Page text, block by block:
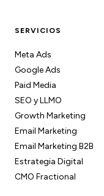
SERVICIOS
Meta Ads
Google Ads
Paid Media
SEO y LLMO
Growth Marketing
Email Marketing
Email Marketing B2B
Estrategia Digital
CMO Fractional